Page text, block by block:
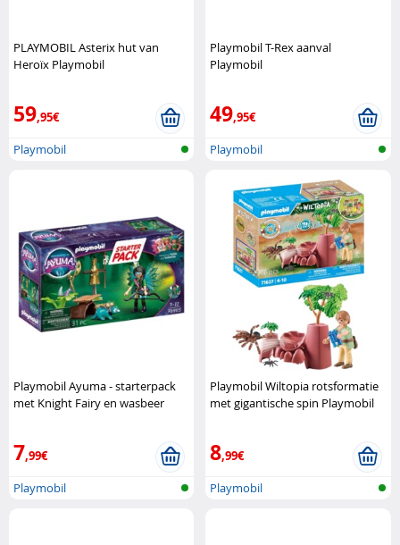
PLAYMOBIL Asterix hut van
Heroïx Playmobil
59,95€
Playmobil
Playmobil T-Rex aanval
Playmobil
49,95€
Playmobil
Playmobil Ayuma - starterpack
met Knight Fairy en wasbeer
7,99€
Playmobil
Playmobil Wiltopia rotsformatie
met gigantische spin Playmobil
8,99€
Playmobil